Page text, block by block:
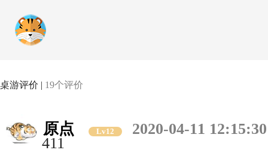
桌游评价 | 19个评价
原点 Lv12
2020-04-11 12:15:30
411